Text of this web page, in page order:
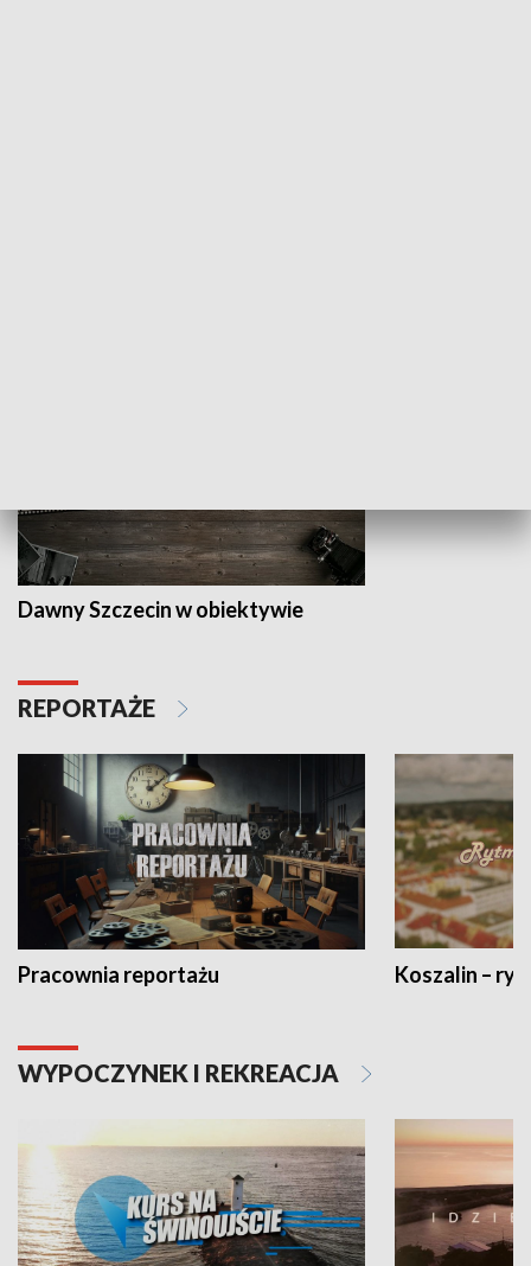
Dawny Szczecin w obiektywie
REPORTAŻE
Pracownia reportażu Koszalin –
WYPOCZYNEK I REKREACJA